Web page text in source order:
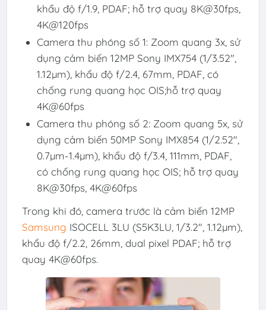
khẩu độ f/1.9, PDAF; hỗ trợ quay 8K@30fps,
4K@120fps
Camera thu phóng số 1: Zoom quang 3x, sử
dụng cảm biến 12MP Sony IMX754 (1/3.52″,
1.12µm), khẩu độ f/2.4, 67mm, PDAF, có
chống rung quang học OIS;hỗ trợ quay
4K@60fps
Camera thu phóng số 2: Zoom quang 5x, sử
dụng cảm biến 50MP Sony IMX854 (1/2.52″,
0.7µm-1.4µm), khẩu độ f/3.4, 111mm, PDAF,
có chống rung quang học OIS; hỗ trợ quay
8K@30fps, 4K@60fps
Trong khi đó, camera trước là cảm biến 12MP
Samsung ISOCELL 3LU (S5K3LU, 1/3.2″, 1.12µm),
khẩu độ f/2.2, 26mm, dual pixel PDAF; hỗ trợ
quay 4K@60fps.